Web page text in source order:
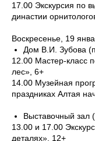
17.00 Экскурсия по
династии
Воскресенье, 19
Дом В.И. Зубова
12.00 Мастер-класс
лес», 6+
14.00 Музейная
праздниках Алтая
Выставочный зал
13.00 и 17.00
деталях», 12+